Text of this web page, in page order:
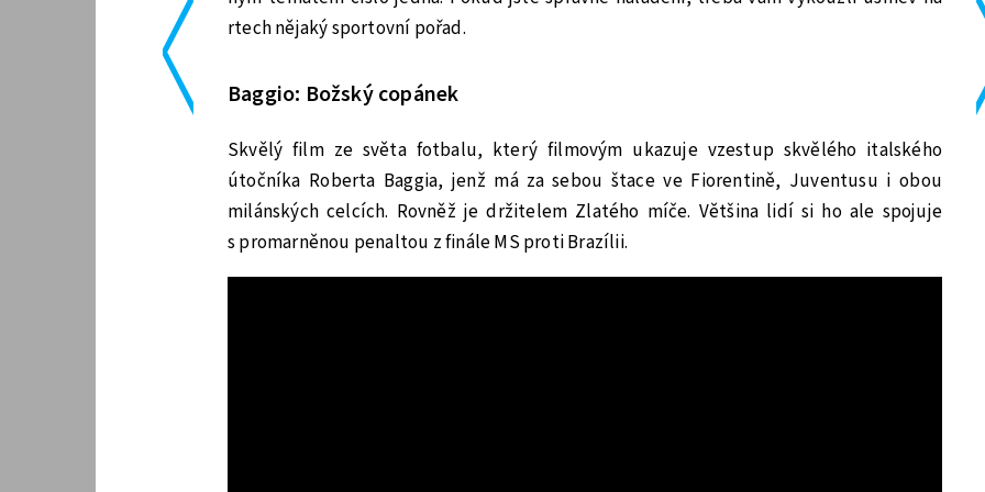
rtech nějaký sportovní pořad.
Baggio: Božský copánek
Skvělý film ze světa fotbalu, který filmovým ukazuje vzestup skvělého italského
útočníka Roberta Baggia, jenž má za sebou štace ve Fiorentině, Juventusu i obou
milánských celcích. Rovněž je držitelem Zlatého míče. Většina lidí si ho ale spojuje
s promarněnou penaltou z finále MS proti Brazílii.